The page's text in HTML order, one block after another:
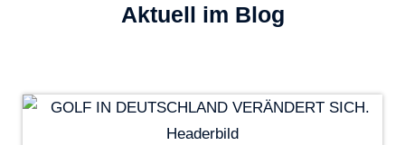
Aktuell im Blog